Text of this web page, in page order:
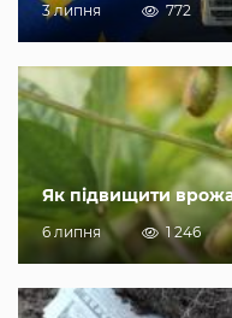
3 липня 772
Як підвищити
6 липня 1 246